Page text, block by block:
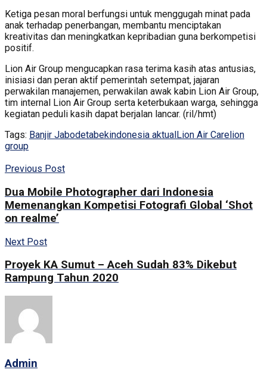
Ketiga pesan moral berfungsi untuk menggugah minat pada
anak terhadap penerbangan, membantu menciptakan
kreativitas dan meningkatkan kepribadian guna berkompetisi
positif.
Lion Air Group mengucapkan rasa terima kasih atas antusias,
inisiasi dan peran aktif pemerintah setempat, jajaran
perwakilan manajemen, perwakilan awak kabin Lion Air Group,
tim internal Lion Air Group serta keterbukaan warga, sehingga
kegiatan peduli kasih dapat berjalan lancar. (ril/hmt)
Tags: Banjir Jabodetabekindonesia aktual Lion Air Care lion
group
Previous Post
Dua Mobile Photographer dari Indonesia
Memenangkan Kompetisi Fotografi Global ‘Shot
on realme’
Next Post
Proyek KA Sumut – Aceh Sudah 83% Dikebut
Rampung Tahun 2020
Admin